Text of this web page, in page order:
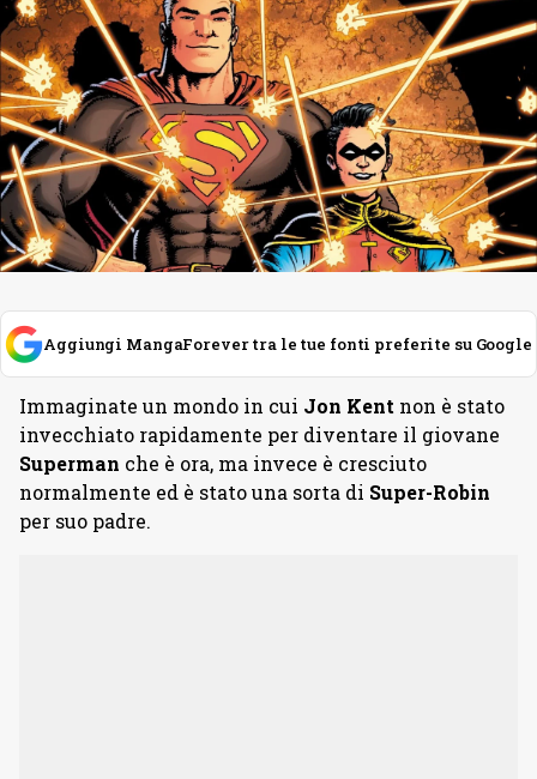
Aggiungi MangaForever tra le tue fonti preferite su Google
Immaginate un mondo in cui Jon Kent non è stato
invecchiato rapidamente per diventare il giovane
Superman che è ora, ma invece è cresciuto
normalmente ed è stato una sorta di Super-Robin
per suo padre.